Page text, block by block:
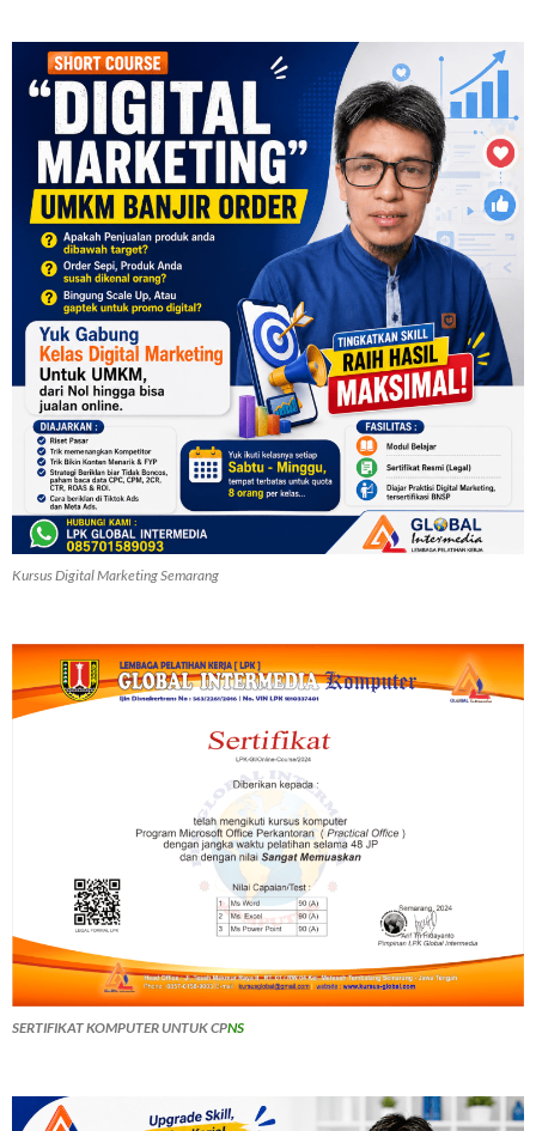
Kursus Digital Marketing Semarang
SERTIFIKAT KOMPUTER UNTUK CPNS